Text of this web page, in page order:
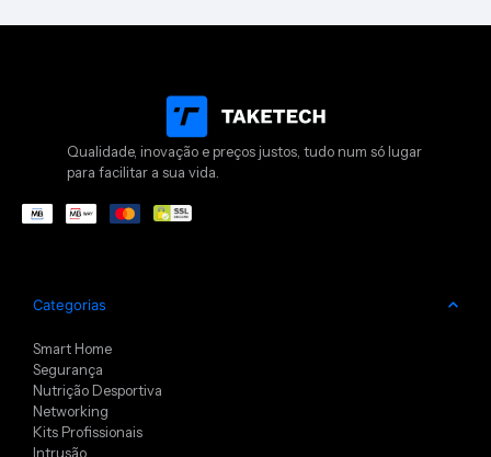
Qualidade, inovação e preços justos, tudo num só lugar
para facilitar a sua vida.
Categorias
Smart Home
Segurança
Nutrição Desportiva
Networking
Kits Profissionais
Intrusão